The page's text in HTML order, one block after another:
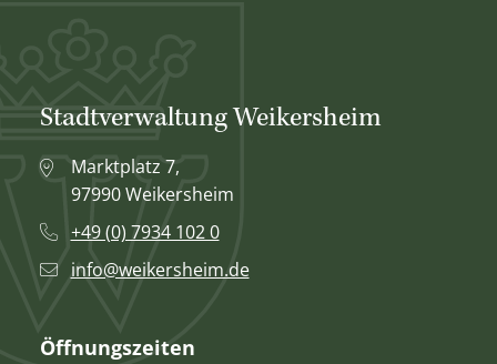
Stadtverwaltung Weikersheim
Marktplatz 7,
97990 Weikersheim
+49 (0) 7934 102 0
info@weikersheim.de
Öffnungszeiten